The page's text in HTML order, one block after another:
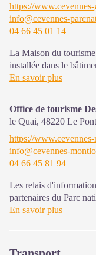
https://
info@cevennes-
04 66 45 01 14
La Maison du
installée dans le
la N106. C'est un
de l'office de tourisme
Une expo interactive
ses actions.
Sur place : Une
Ouvert toute l'année
saison hivernale).
En savoir plus
Office de tourisme
le Quai, 48220 Le
https://
info@cevennes-
04 66 45 81 94
Les relais
partenaires du Parc
l'information et la
Ouvert toute l'année
En savoir plus